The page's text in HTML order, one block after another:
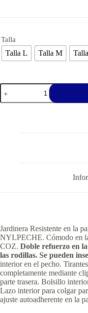
Talla
Talla L Talla M
Jardinera Resistente en la
NYLPECHE. Cómodo en
COZ. Doble refuerzo en
las rodillas. Se pueden
interior en el pecho.
completamente mediante
parte trasera. Bolsillo
Lazo interior para colgar
ajuste autoadherente en la